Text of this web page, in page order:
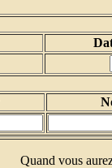
Quand vous